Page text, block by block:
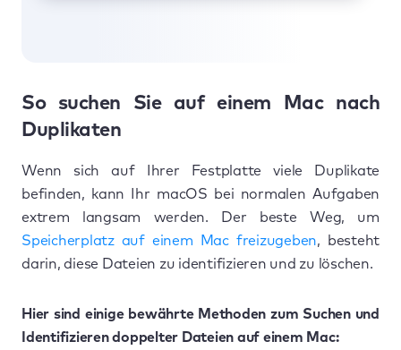
So suchen Sie auf einem Mac nach
Duplikaten
Wenn sich auf Ihrer Festplatte viele Duplikate
befinden, kann Ihr macOS bei normalen Aufgaben
extrem langsam werden. Der beste Weg, um
Speicherplatz auf einem Mac freizugeben, besteht
darin, diese Dateien zu identifizieren und zu löschen.
Hier sind einige bewährte Methoden zum Suchen und
Identifizieren doppelter Dateien auf einem Mac: